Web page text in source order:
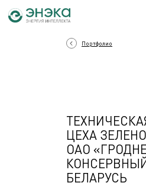
Портфолио
ЦЕХА
ОАО
БЕЛАРУСЬ